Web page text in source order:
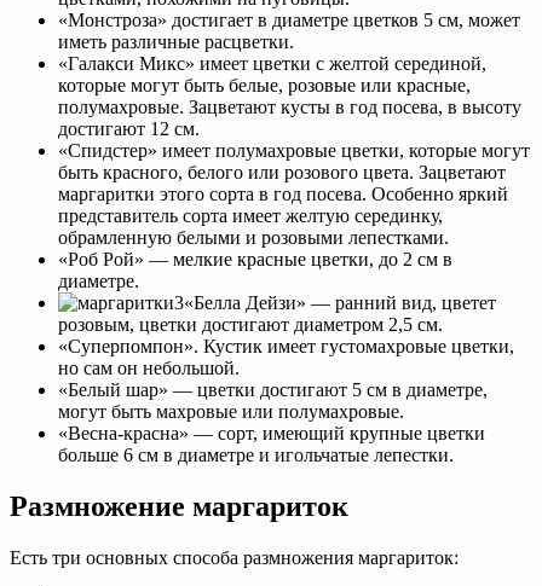
«Монстроза» достигает в диаметре цветков 5 см, может
иметь различные расцветки.
«Галакси Микс» имеет цветки с желтой серединой,
которые могут быть белые, розовые или красные,
полумахровые. Зацветают кусты в год посева, в высоту
достигают 12 см.
«Спидстер» имеет полумахровые цветки, которые могут
быть красного, белого или розового цвета. Зацветают
маргаритки этого сорта в год посева. Особенно яркий
представитель сорта имеет желтую серединку,
обрамленную белыми и розовыми лепестками.
«Роб Рой» — мелкие красные цветки, до 2 см в
диаметре.
«Белла Дейзи» — ранний вид, цветет
розовым, цветки достигают диаметром 2,5 см.
«Суперпомпон». Кустик имеет густомахровые цветки,
но сам он небольшой.
«Белый шар» — цветки достигают 5 см в диаметре,
могут быть махровые или полумахровые.
«Весна-красна» — сорт, имеющий крупные цветки
больше 6 см в диаметре и игольчатые лепестки.
Размножение маргариток
Есть три основных способа размножения маргариток: